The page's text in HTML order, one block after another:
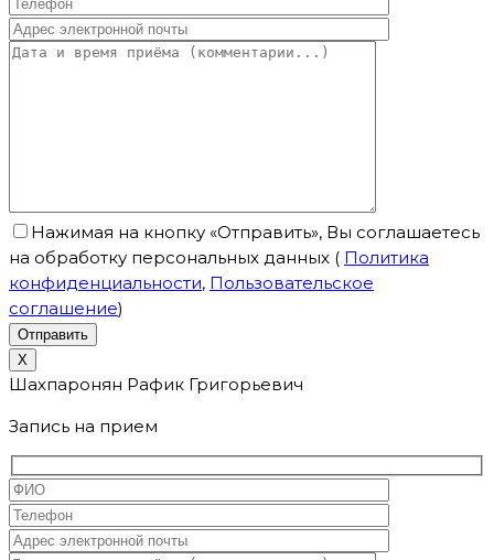
Нажимая на кнопку «Отправить», Вы соглашаетесь
на обработку персональных данных ( Политика
конфиденциальности, Пользовательское
соглашение)
X
Шахпаронян Рафик Григорьевич
Запись на прием